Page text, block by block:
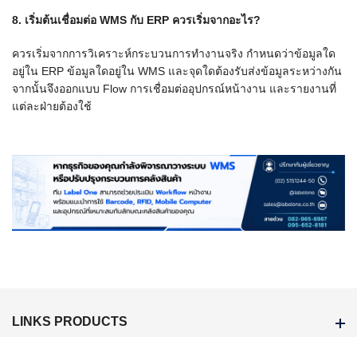
8. เริ่มต้นเชื่อมต่อ WMS กับ ERP ควรเริ่มจากอะไร?
ควรเริ่มจากการวิเคราะห์กระบวนการทำงานจริง กำหนดว่าข้อมูลใด
อยู่ใน ERP ข้อมูลใดอยู่ใน WMS และจุดใดต้องรับส่งข้อมูลระหว่างกัน
จากนั้นจึงออกแบบ Flow การเชื่อมต่ออุปกรณ์หน้างาน และรายงานที่
แต่ละฝ่ายต้องใช้
LINKS PRODUCTS